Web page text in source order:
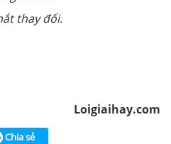
thay đổi.
Loigiaihay.com
Chia sẻ